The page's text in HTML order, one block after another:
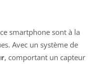
smartphone sont à la
Avec un système de
, comportant un capteur